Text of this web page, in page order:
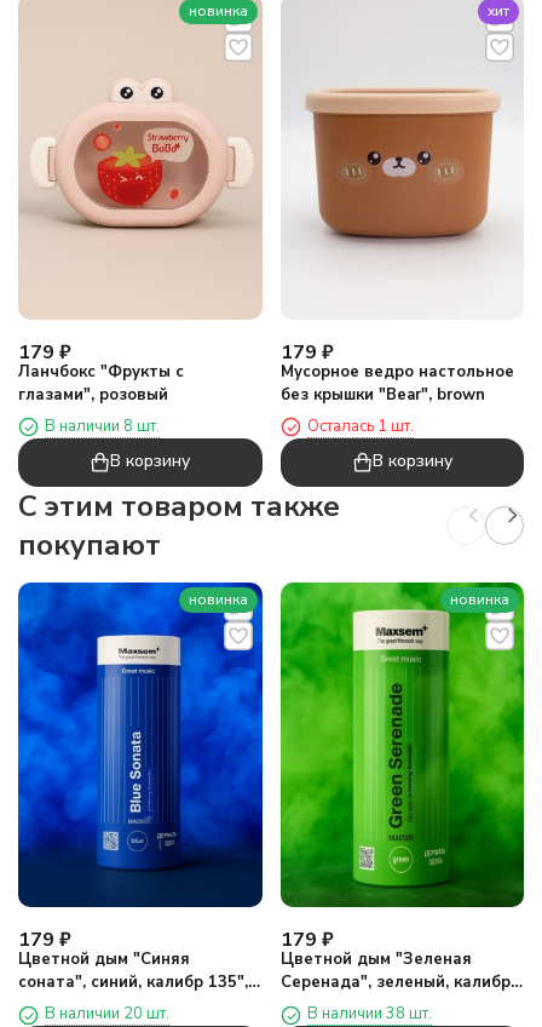
новинка
179 ₽
Ланчбокс "Фрукты с
глазами", розовый
В наличии 8 шт.
В корзину
хит
179 ₽
Мусорное ведро настольное
без крышки "Bear", brown
Осталась 1 шт.
В корзину
C этим товаром также
покупают
новинка
179 ₽
Цветной дым "Синяя
соната", синий, калибр 135",
40сек, 11,5см)
В наличии 20 шт.
новинка
179 ₽
Цветной дым "Зеленая
Серенада", зеленый, калибр
135", 40сек, 11,5см)
В наличии 38 шт.